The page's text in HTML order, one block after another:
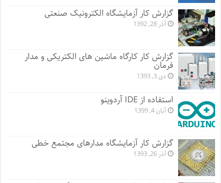
گزارش کار آزمایشگاه الکترونیک صنعتی
آذر 28, 1392
گزارش کار کارگاه ماشین های الکتریکی و مدار
فرمان
دی 3, 1393
استفاده از IDE آردوینو
آبان 4, 1399
گزارش کار آزمایشگاه مدارهای مجتمع خطی
آذر 26, 1393